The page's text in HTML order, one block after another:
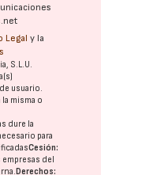
Legal y la
S.L.U.
usuario.
misma o
dure la
para
Cesión:
empresas del
Derechos: